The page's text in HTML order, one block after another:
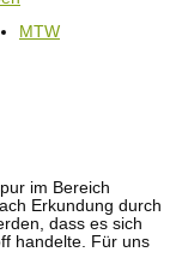
MTW
im Bereich
Erkundung durch
dass es sich
handelte. Für uns